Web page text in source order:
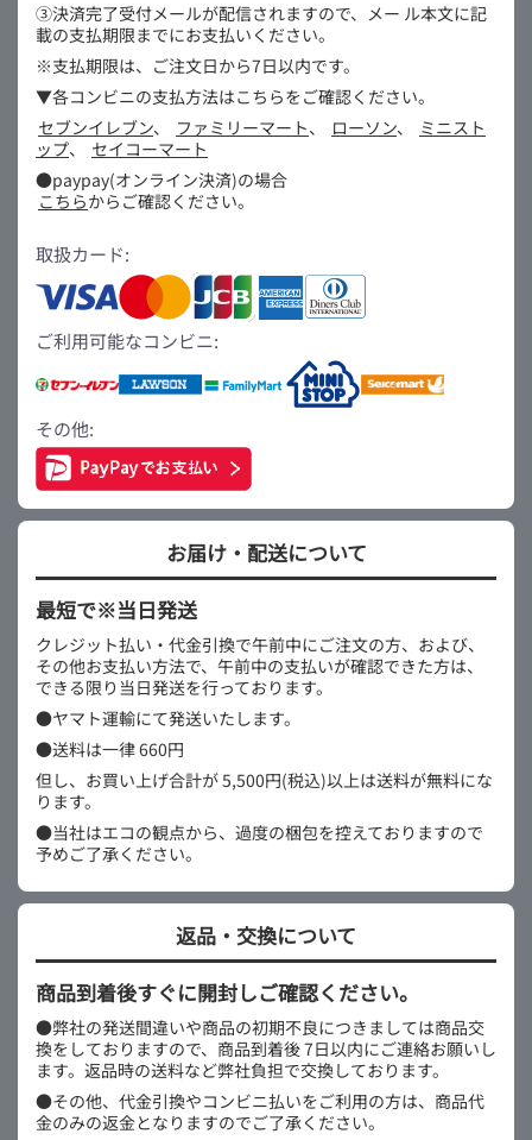
③決済完了受付メールが配信されますので、メー ル本文に記
載の支払期限までにお支払いください。
※支払期限は、ご注文日から7日以内です。
▼各コンビニの支払方法はこちらをご確認ください。
セブンイレブン、 ファミリーマート、 ローソン、
ミニスト
ップ、
セイコーマート
●paypay(オンライン決済)の場合
こちらからご確認ください。
取扱カード:
ご利用可能なコンビニ:
その他:
お届け・配送について
最短で※当日発送
クレジット払い・代金引換で午前中にご注文の方、および、
その他お支払い方法で、午前中の支払いが確認できた方は、
できる限り当日発送を行っております。
●ヤマト運輸にて発送いたします。
●送料は一律 660円
但し、お買い上げ合計が 5,500円(税込)以上は送料が無料にな
ります。
●当社はエコの観点から、過度の梱包を控えておりますので
予めご了承ください。
返品・交換について
商品到着後すぐに開封しご確認ください。
●弊社の発送間違いや商品の初期不良につきましては商品交
換をしておりますので、商品到着後 7日以内にご連絡お願いし
ます。返品時の送料など弊社負担で交換しております。
●その他、代金引換やコンビニ払いをご利用の方は、商品代
金のみの返金となりますのでご了承ください。